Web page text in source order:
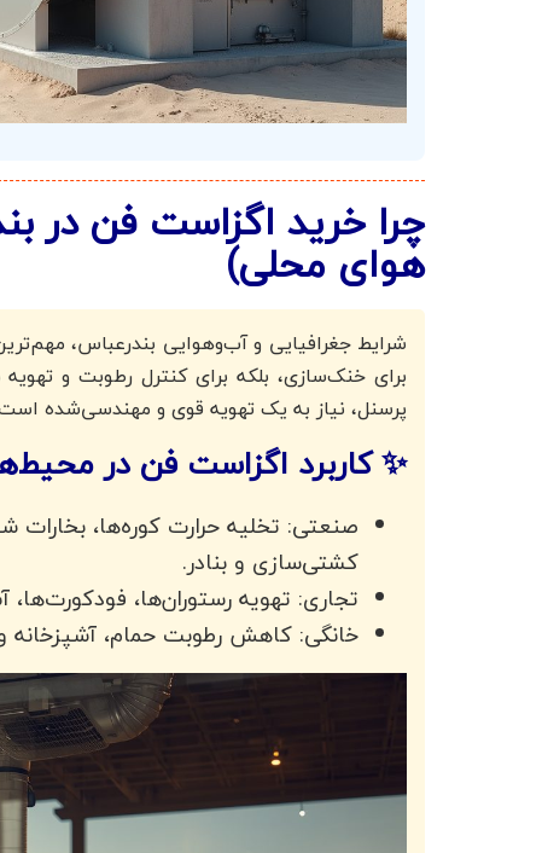
چرا خرید اگزاست فن در
هوای محلی)
شرایط جغرافیایی و آب‌وهوایی بندرعباس،
برای خنک‌سازی، بلکه برای کنترل رطوبت و
پرسنل، نیاز به یک تهویه قوی و مهندسی‌شده
✨ کاربرد اگزاست فن در
صنعتی: تخلیه حرارت کوره‌ها، بخارات
کشتی‌سازی و بنادر.
تجاری: تهویه رستوران‌ها،
خانگی: کاهش رطوبت حمام، آشپزخانه